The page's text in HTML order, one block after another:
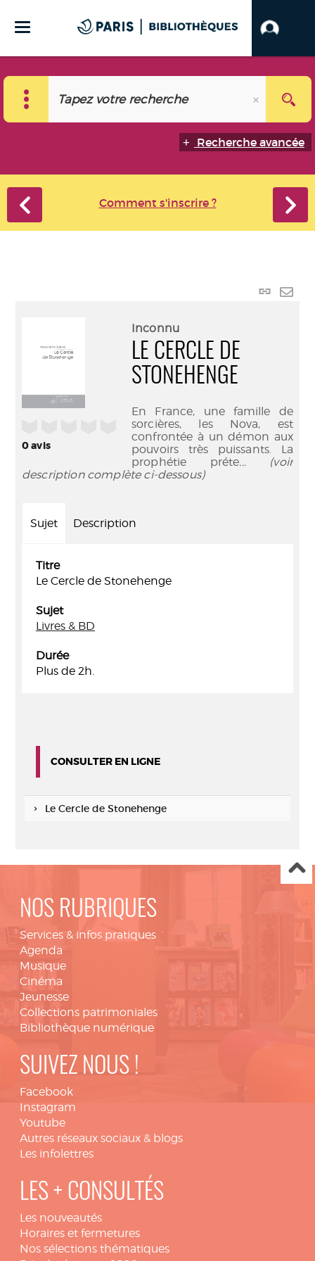
Recherche avancée
Comment s'inscrire ?
Lien
0avis
Inconnu
LE CERCLE DE
STONEHENGE
En France, une famille de
sorcières, les Nova, est
confrontée à un démon aux
pouvoirs très puissants. La
prophétie préte... (voir
description complète ci-dessous)
Sujet Description
Titre
Le Cercle de Stonehenge
Sujet
Livres & BD
Durée
Plus de 2h.
CONSULTER EN LIGNE
Le Cercle de Stonehenge
NOS RUBRIQUES
Services & infos pratiques
Agenda
Musique
Cinéma
Jeunesse
Collections patrimoniales
Bibliothèque numérique
SUIVEZ NOUS !
Facebook
Instagram
Youtube
Autres réseaux sociaux & blogs
Les infolettres
LES + CONSULTÉS
Les nouveautés
Horaires et fermetures
Nos sélections thématiques